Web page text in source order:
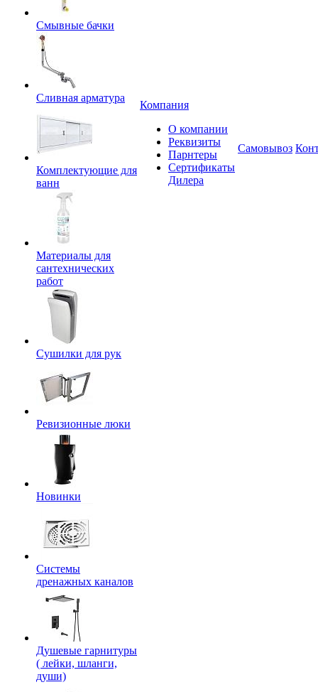
Смывные бачки
Сливная арматура
Комплектующие для
ванн
Материалы для
сантехнических
работ
Сушилки для рук
Ревизионные люки
Новинки
Системы
дренажных каналов
Душевые гарнитуры
( лейки, шланги,
души)
Компания
О компании
Реквизиты
Парнтеры
Сертификаты
Дилера
Самовывоз